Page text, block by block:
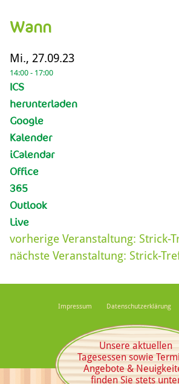
Wann
Mi., 27.09.23
14:00 - 17:00
ICS
herunterladen
Google
Kalender
iCalendar
Office
365
Outlook
Live
vorherige Veranstaltung: Strick-
nächste Veranstaltung: Strick-
Impressum Datenschutzerklärung
Unsere aktuellen
Tagesessen sowie
Angebote &
finden Sie stets